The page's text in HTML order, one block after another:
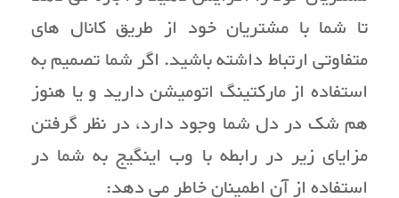
تا شما با مشتریان خود از طریق کانال های
متفاوتی ارتباط داشته باشید. اگر شما تصمیم به
استفاده از مارکتینگ اتومیشن دارید و یا هنوز
هم شک در دل شما وجود دارد، در نظر گرفتن
مزایای زیر در رابطه با وب اینگیج به شما در
استفاده از آن اطمینان خاطر می دهد: